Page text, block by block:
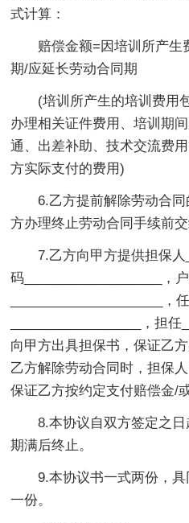
式计算：
赔偿金额=因培训所产生
期/应延长劳动合同期
(培训所产生的培训费用
办理相关证件费用、培训期
通、出差补助、技术交流费
方实际支付的费用)
6.乙方提前解除劳动合
方办理终止劳动合同手续前交
7.乙方向甲方提供担保
码___________________，
_____________________，
__________________，担
向甲方出具担保书，保证乙
乙方解除劳动合同时，担保
保证乙方按约定支付赔偿金/
8.本协议自双方签定之
期满后终止。
9.本协议书一式两份，
一份。